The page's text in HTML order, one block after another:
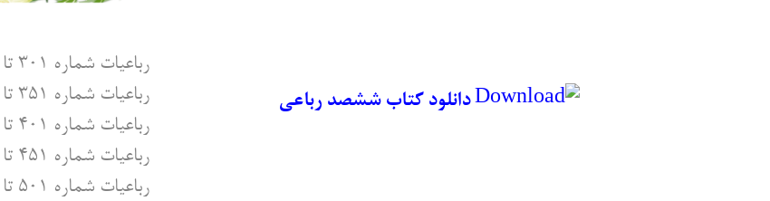
رباعیات شماره ۳۰۱ تا ۳۵۰
رباعیات شماره ۳۵۱ تا ۴۰۰
رباعیات شماره ۴۰۱ تا ۴۵۰
رباعیات شماره ۴۵۱ تا ۵۰۰
رباعیات شماره ۵۰۱ تا ۵۵۰
دانلود کتاب ششصد رباعی